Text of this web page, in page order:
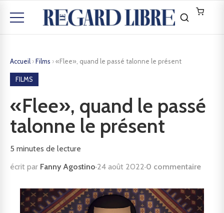
Accueil ›Films ›«Flee», quand le passé talonne le présent
FILMS
«Flee», quand le passé
talonne le présent
5 minutes de lecture
écrit par Fanny Agostino·24 août 2022·0 commentaire